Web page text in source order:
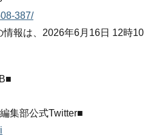
387/
報は、2026年6月16日 12時10
集部公式Twitter■